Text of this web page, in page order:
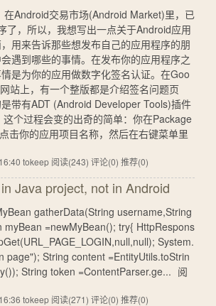
在Android交易市场(Android Market)里，已
了，所以，我想写出一点关于Android应用
用来告诉那些想发布自己的应用程序的朋
遇到哪些的事情。在发布你的应用程序之
是为你的应用做数字化签名认证。在Goo
站上，有一个整版都是介绍签名问题页
带有ADT (Android Developer Tools)插件
个过程会变的出奇的简单：你在Package
击你的应用项目名称，然后在右键菜单里
tokeep 阅读(243) 评论(0) 推荐(0)
Java project, not in Android
gatherData(String username,String
myBean =newMyBean(); try{ HttpRespons
System.
page"); String content =EntityUtils.toStrin
String token =ContentParser.ge... 阅
tokeep 阅读(271) 评论(0) 推荐(0)